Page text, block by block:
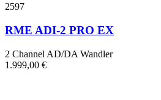
2597
RME ADI-2 PRO EX
2 Channel AD/DA Wandler
1.999,00 €